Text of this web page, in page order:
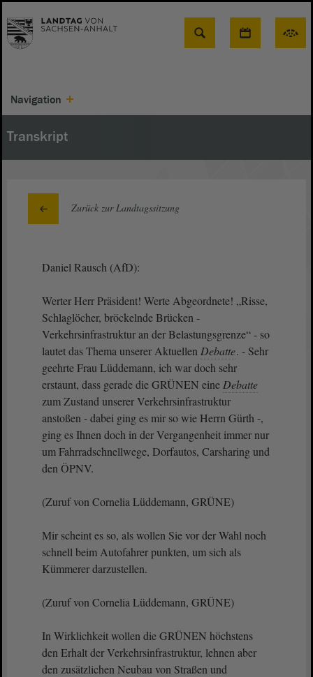
Suche
Navigation
Transkript
Zurück zur Landtagssitzung
Daniel Rausch (AfD):
Werter Herr Präsident! Werte Abgeordnete! „Risse,
Schlaglöcher, bröckelnde Brücken -
Verkehrsinfrastruktur an der Belastungsgrenze“ - so
lautet das Thema unserer Aktuellen Debatte. - Sehr
geehrte Frau Lüddemann, ich war doch sehr
erstaunt, dass gerade die GRÜNEN eine Debatte
zum Zustand unserer Verkehrsinfrastruktur
anstoßen - dabei ging es mir so wie Herrn Gürth -,
ging es Ihnen doch in der Vergangenheit immer nur
um Fahrradschnellwege, Dorfautos, Carsharing und
den ÖPNV.
(Zuruf von Cornelia Lüddemann, GRÜNE)
Mir scheint es so, als wollen Sie vor der Wahl noch
schnell beim Autofahrer punkten, um sich als
Kümmerer darzustellen.
(Zuruf von Cornelia Lüddemann, GRÜNE)
In Wirklichkeit wollen die GRÜNEN höchstens
den Erhalt der Verkehrsinfrastruktur, lehnen aber
den zusätzlichen Neubau von Straßen und